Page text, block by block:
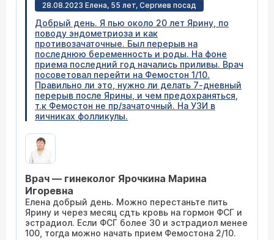
28.08.2023 Елена, 55 лет, Сергиев посад
Добрый день. Я пью около 20 лет Ярину, по
поводу эндометриоза и как
противозачаточные. Был перерыв на
последнюю беременность и роды. На фоне
приема последний год начались приливы. Врач
посоветовал перейти на Фемостон 1/10.
Правильно ли это, нужно ли делать 7-дневный
перерыв после Ярины, и чем предохраняться,
т.к Фемостон не пр/зачаточный. На УЗИ в
яичниках фолликулы.
Врач — гинеколог Ярочкина Марина
Игоревна
Елена добрый день. Можно перестаньте пить
Ярину и через месяц сдть кровь на гормон ФСГ и
эстрадиол. Если ФСГ более 30 и эстрадиол менее
100, тогда можно начать прием Фемостона 2/10.